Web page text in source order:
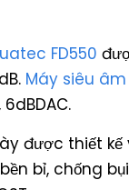
FD550
Máy siêu
6dBDAC.
được thiết
bỉ, chống